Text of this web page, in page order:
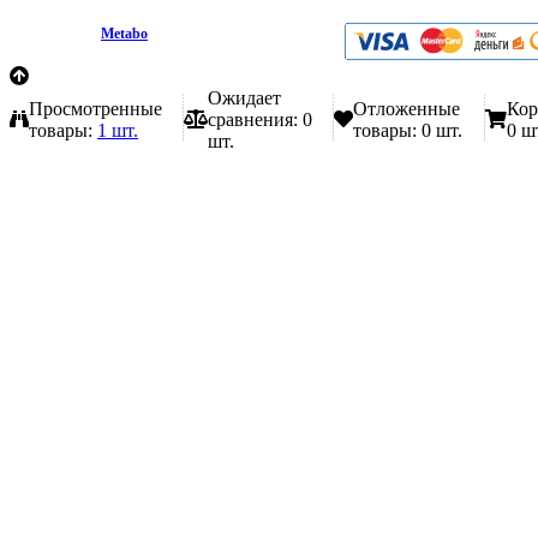
Metabo
Просмотренные
товары: 1 шт.
Ожидает
сравнения: 0
шт.
Отложенные
товары: 0 шт.
0